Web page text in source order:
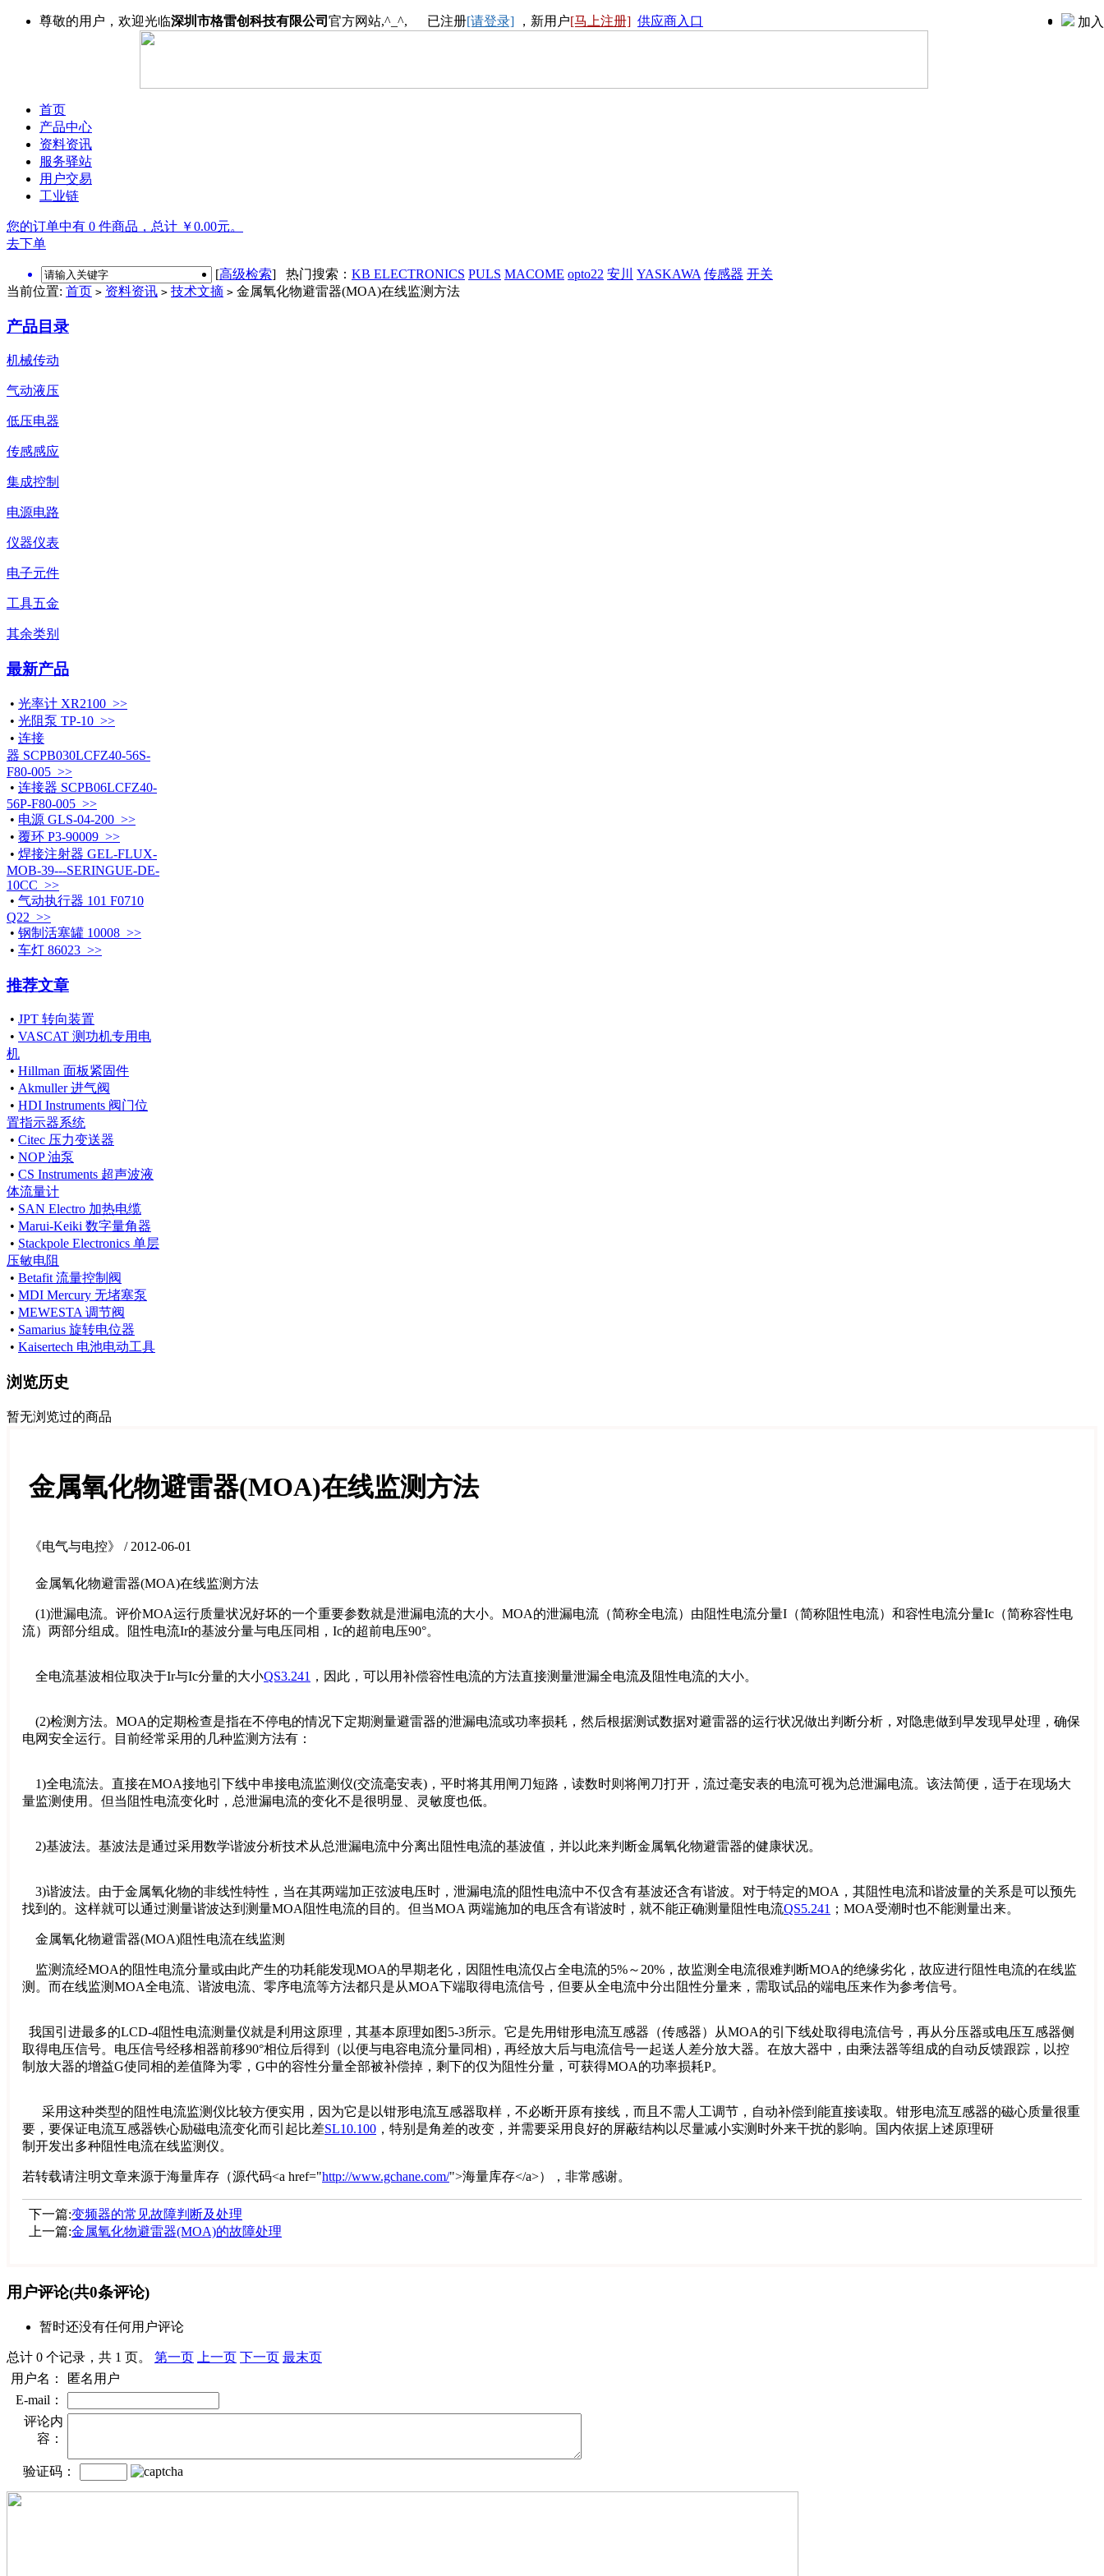
尊敬的用户，欢迎光临深圳市格雷创科技有限公司 官方网站,^_^, 已注册[请登录] ，新用户[马上注册] 供应商入口 加
首页
产品中心
资料资讯
服务驿站
用户交易
工业链
您的订单中有 0 件商品，总计 ￥0.00元。
去下单
[高级检索] 热门搜索： KB ELECTRONICS PULS MACOME opto22 安川 YASKAWA 传感器 开关
当前位置: 首页 > 资料资讯 > 技术文摘 > 金属氧化物避雷器(MOA)在线监测方法
产品目录
机械传动
气动液压
低压电器
传感感应
集成控制
电源电路
仪器仪表
电子元件
工具五金
其余类别
最新产品
• 光率计 XR2100 >>
• 光阻泵 TP-10 >>
• 连接
器 SCPB030LCFZ40-56S-
F80-005 >>
• 连接器 SCPB06LCFZ40-
56P-F80-005 >>
• 电源 GLS-04-200 >>
• 覆环 P3-90009 >>
• 焊接注射器 GEL-FLUX-
MOB-39---SERINGUE-DE-
10CC >>
• 气动执行器 101 F0710
Q22 >>
• 钢制活塞罐 10008 >>
• 车灯 86023 >>
推荐文章
• JPT 转向装置
• VASCAT 测功机专用电
机
• Hillman 面板紧固件
• Akmuller 进气阀
• HDI Instruments 阀门位
置指示器系统
• Citec 压力变送器
• NOP 油泵
• CS Instruments 超声波液
体流量计
• SAN Electro 加热电缆
• Marui-Keiki 数字量角器
• Stackpole Electronics 单层
压敏电阻
• Betafit 流量控制阀
• MDI Mercury 无堵塞泵
• MEWESTA 调节阀
• Samarius 旋转电位器
• Kaisertech 电池电动工具
浏览历史
暂无浏览过的商品
金属氧化物避雷器(MOA)在线监测方法
《电气与电控》 / 2012-06-01
金属氧化物避雷器(MOA)在线监测方法
(1)泄漏电流。评价MOA运行质量状况好坏的一个重要参数就是泄漏电流的大小。MOA的泄漏电流（简称全电流）由阻性电流分量I（简称阻性电流）和容性电流分量Ic（简称容性电
流）两部分组成。阻性电流Ir的基波分量与电压同相，Ic的超前电压90°。
全电流基波相位取决于Ir与Ic分量的大小QS3.241 ，因此，可以用补偿容性电流的方法直接测量泄漏全电流及阻性电流的大小。
(2)检测方法。MOA的定期检查是指在不停电的情况下定期测量避雷器的泄漏电流或功率损耗，然后根据测试数据对避雷器的运行状况做出判断分析，对隐患做到早发现早处理，确保
电网安全运行。目前经常采用的几种监测方法有：
1)全电流法。直接在MOA接地引下线中串接电流监测仪(交流毫安表)，平时将其用闸刀短路，读数时则将闸刀打开，流过毫安表的电流可视为总泄漏电流。该法简便，适于在现场大
量监测使用。但当阻性电流变化时，总泄漏电流的变化不是很明显、灵敏度也低。
2)基波法。基波法是通过采用数学谐波分析技术从总泄漏电流中分离出阻性电流的基波值，并以此来判断金属氧化物避雷器的健康状况。
3)谐波法。由于金属氧化物的非线性特性，当在其两端加正弦波电压时，泄漏电流的阻性电流中不仅含有基波还含有谐波。对于特定的MOA，其阻性电流和谐波量的关系是可以预先
找到的。这样就可以通过测量谐波达到测量MOA阻性电流的目的。但当MOA 两端施加的电压含有谐波时，就不能正确测量阻性电流QS5.241 ；MOA受潮时也不能测量出来。
金属氧化物避雷器(MOA)阻性电流在线监测
监测流经MOA的阻性电流分量或由此产生的功耗能发现MOA的早期老化，因阻性电流仅占全电流的5%～20%，故监测全电流很难判断MOA的绝缘劣化，故应进行阻性电流的在线监
测。而在线监测MOA全电流、谐波电流、零序电流等方法都只是从MOA下端取得电流信号，但要从全电流中分出阻性分量来，需取试品的端电压来作为参考信号。
我国引进最多的LCD-4阻性电流测量仪就是利用这原理，其基本原理如图5-3所示。它是先用钳形电流互感器（传感器）从MOA的引下线处取得电流信号，再从分压器或电压互感器侧
取得电压信号。电压信号经移相器前移90°相位后得到（以便与电容电流分量同相)，再经放大后与电流信号一起送人差分放大器。在放大器中，由乘法器等组成的自动反馈跟踪，以控
制放大器的增益G使同相的差值降为零，G中的容性分量全部被补偿掉，剩下的仅为阻性分量，可获得MOA的功率损耗P。
采用这种类型的阻性电流监测仪比较方便实用，因为它是以钳形电流互感器取样，不必断开原有接线，而且不需人工调节，自动补偿到能直接读取。钳形电流互感器的磁心质量很重
要，要保证电流互感器铁心励磁电流变化而引起比差SL10.100 ，特别是角差的改变，并需要采用良好的屏蔽结构以尽量减小实测时外来干扰的影响。国内依据上述原理研
制开发出多种阻性电流在线监测仪。
若转载请注明文章来源于海量库存（源代码<a href="http://www.gchane.com/">海量库存</a>），非常感谢。
下一篇:变频器的常见故障判断及处理
上一篇:金属氧化物避雷器(MOA)的故障处理
用户评论(共0条评论)
暂时还没有任何用户评论
总计 0 个记录，共 1 页。 第一页 上一页 下一页 最末页
用户名：
匿名用户
E-mail：
评论内
容：
验证码：